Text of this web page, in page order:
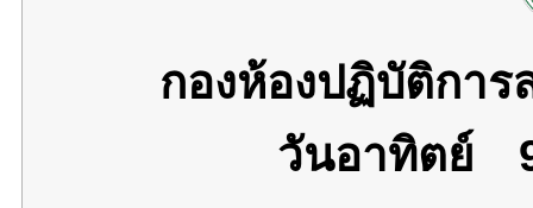
กองห้องปฏิบัติกา
วันอาทิตย์